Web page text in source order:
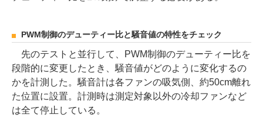
PWM制御のデューティー比と騒音値の特性をチェック
先のテストと並行して、PWM制御のデューティー比を
段階的に変更したとき、騒音値がどのように変化するの
かを計測した。騒音計は各ファンの吸気側、約50cm離れ
た位置に設置。計測時は測定対象以外の冷却ファンなど
は全て停止している。